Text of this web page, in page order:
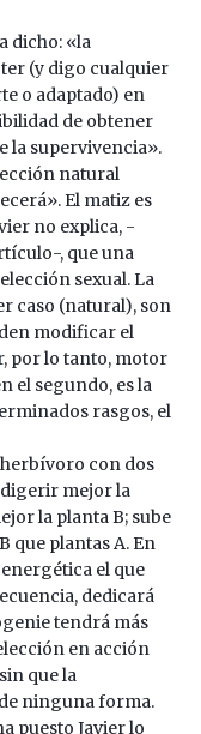
dicho: «la
(y digo cualquier
o adaptado) en
de obtener
la supervivencia».
natural
El matiz es
no explica, -
, que una
sexual. La
caso (natural), son
modificar el
por lo tanto, motor
el segundo, es la
rasgos, el
con dos
mejor la
la planta B; sube
que plantas A. En
el que
dedicará
tendrá más
en acción
que la
ninguna forma.
puesto Javier lo